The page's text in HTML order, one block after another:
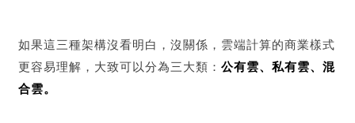
如果這三種架構沒看明白，沒關係，雲端計算的商業樣式
更容易理解，大致可以分為三大類： 公有雲、私有雲、混
合雲。